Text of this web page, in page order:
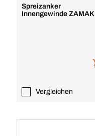
Spreizanker
Innengewinde ZAMAK
Vergleichen